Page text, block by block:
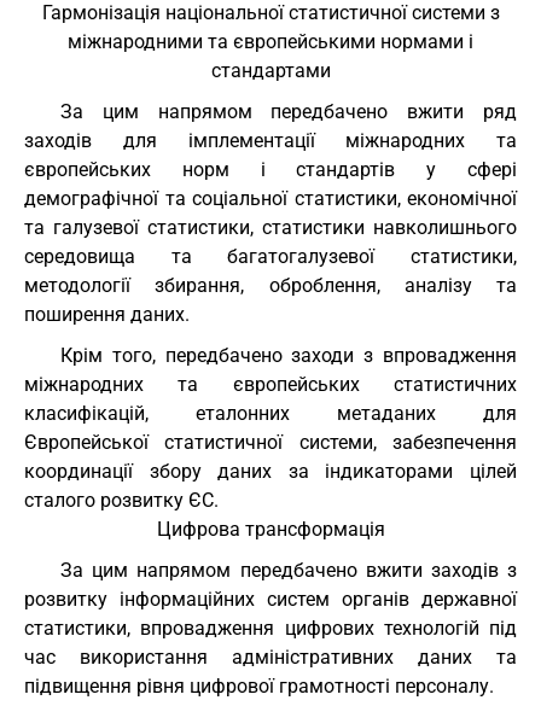
Гармонізація національної статистичної системи з
міжнародними та європейськими нормами і
стандартами
За цим напрямом передбачено вжити ряд
заходів для імплементації міжнародних та
європейських норм і стандартів у сфері
демографічної та соціальної статистики, економічної
та галузевої статистики, статистики навколишнього
середовища та багатогалузевої статистики,
методології збирання, оброблення, аналізу та
поширення даних.
Крім того, передбачено заходи з впровадження
міжнародних та європейських статистичних
класифікацій, еталонних метаданих для
Європейської статистичної системи, забезпечення
координації збору даних за індикаторами цілей
сталого розвитку ЄС.
Цифрова трансформація
За цим напрямом передбачено вжити заходів з
розвитку інформаційних систем органів державної
статистики, впровадження цифрових технологій під
час використання адміністративних даних та
підвищення рівня цифрової грамотності персоналу.